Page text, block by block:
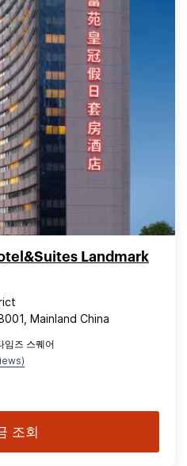
Landmark
Mainland China
즈 스퀘어
조회